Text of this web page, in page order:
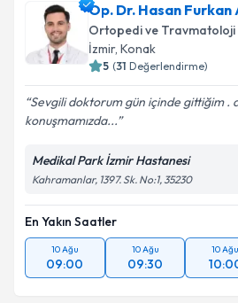
Op. Dr. Hasan Furkan
Ortopedi ve Travmatoloji
İzmir, Konak
5 (31 Değerlendirme)
Sevgili doktorum gün içinde gittiğim .
konuşmamızda...
Medikal Park İzmir Hastanesi
Kahramanlar, 1397. Sk. No:1, 35230
En Yakın Saatler
10 Ağu
09:00
10 Ağu
09:30
10 Ağu